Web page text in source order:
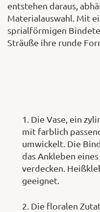
entstehen daraus,
Materialauswahl. Mit
sprialförmigen
Sträuße ihre runde
1. Die Vase, ein
mit farblich
umwickelt. Die
das Ankleben
verdecken.
geeignet.
2. Die floralen